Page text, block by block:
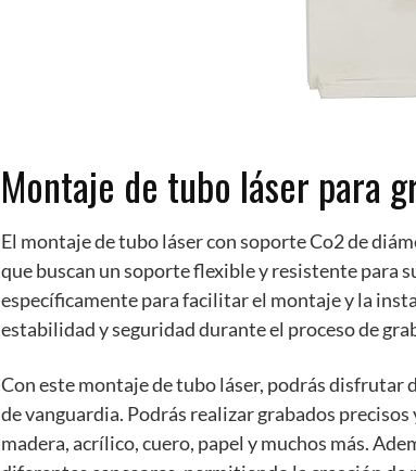
Montaje de tubo láser para
El montaje de tubo láser con soporte Co2 de
que buscan un soporte flexible y resistente para
específicamente para facilitar el montaje y la
estabilidad y seguridad durante el proceso de
Con este montaje de tubo láser, podrás disfrutar
de vanguardia. Podrás realizar grabados
madera, acrílico, cuero, papel y muchos más.